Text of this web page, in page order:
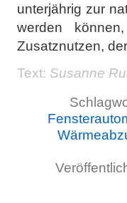
unterjährig zur
werden
Zusatznutzen,
Text: Susanne